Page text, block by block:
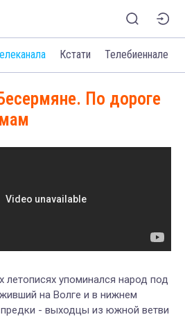
Кстати Телебиеннале
По дороге
летописях упоминался народ под
на Волге и в нижнем
- выходцы из южной ветви